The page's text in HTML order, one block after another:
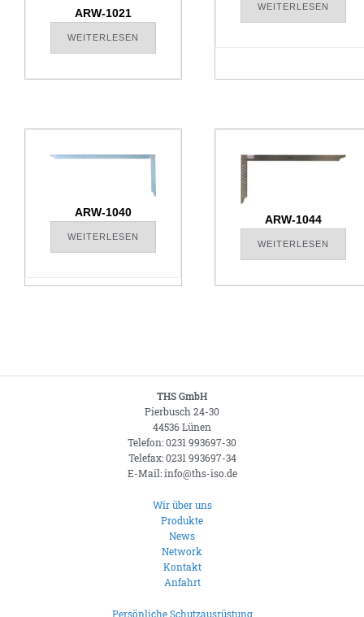
ARW-1021
WEITERLESEN
WEITERLESEN
ARW-1040
WEITERLESEN
ARW-1044
WEITERLESEN
THS GmbH
Pierbusch 24-30
44536 Lünen
Telefon: 0231 993697-30
Telefax: 0231 993697-34
E-Mail: info@ths-iso.de
Wir über uns
Produkte
News
Network
Kontakt
Anfahrt
Persönliche Schutzausrüstung